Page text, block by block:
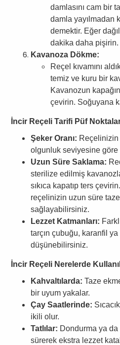
damlasını cam bir
damla yayılmadan
demektir. Eğer
dakika daha pişirin.
Kavanoza Dökme:
Reçel kıvamını
temiz ve kuru bir
Kavanozun
çevirin. Soğuyana
İncir Reçeli Tarifi Püf
Şeker Oranı: Reçelinizin
olgunluk seviyesine
Uzun Süre Saklama:
sterilize edilmiş
sıkıca kapatıp ters
reçelinizin uzun süre taze
sağlayabilirsiniz.
Lezzet Katmanları:
tarçın çubuğu, karanfil
düşünebilirsiniz.
İncir Reçeli Nerelerde
Kahvaltılarda: Taze
bir uyum yakalar.
Çay Saatlerinde:
ikili olur.
Tatlılar: Dondurma ya
sürerek ekstra lezzet